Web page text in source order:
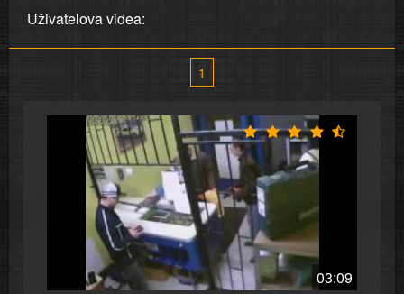
Uživatelova videa:
1
03:09